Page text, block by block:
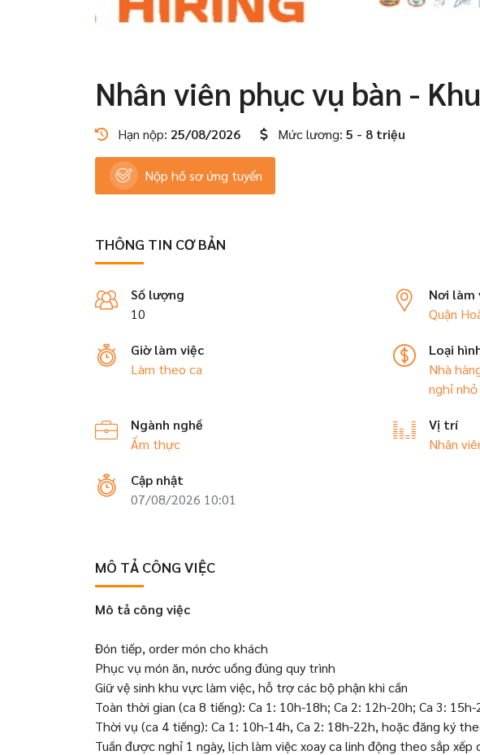
Nhân viên phục vụ bàn -
Hạn nộp: 25/08/2026 Mức lương: 5 - 8 triệu
Nộp hồ sơ ứng tuyển
THÔNG TIN CƠ BẢN
Số lượng
10
Nơi làm
Quận
Giờ làm việc
Làm theo ca
Loại
Nhà
nghỉ
Ngành nghề
Ẩm thực
Vị trí
Nhân
Cập nhật
07/08/2026 10:01
MÔ TẢ CÔNG VIỆC
Mô tả công việc
Đón tiếp, order món cho khách
Phục vụ món ăn, nước uống đúng quy trình
Giữ vệ sinh khu vực làm việc, hỗ trợ các bộ phận khi cần
Toàn thời gian (ca 8 tiếng): Ca 1: 10h-18h; Ca 2: 12h-20h; Ca 3:
Thời vụ (ca 4 tiếng): Ca 1: 10h-14h, Ca 2: 18h-22h, hoặc đăng ký
Tuần được nghỉ 1 ngày, lịch làm việc xoay ca linh động theo sắp xếp